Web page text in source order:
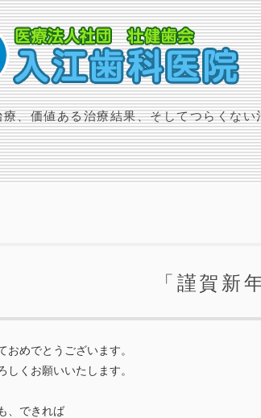
、価値ある治療結果、そしてつらくな
「謹賀新
おめでとうございます。
しくお願いいたします。
、できれば